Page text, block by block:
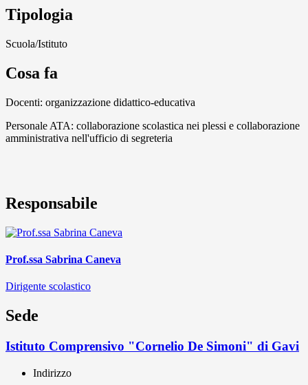
Tipologia
Scuola/Istituto
Cosa fa
Docenti: organizzazione didattico-educativa
Personale ATA: collaborazione scolastica nei plessi e collaborazione
amministrativa nell'ufficio di segreteria
Responsabile
Prof.ssa Sabrina Caneva
Dirigente scolastico
Sede
Istituto Comprensivo "Cornelio De Simoni" di Gavi
Indirizzo